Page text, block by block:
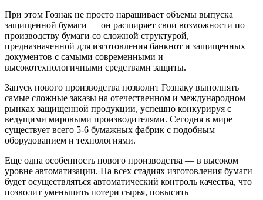
При этом Гознак не просто наращивает объемы выпуска
защищенной бумаги — он расширяет свои возможности по
производству бумаги со сложной структурой,
предназначенной для изготовления банкнот и защищенных
документов с самыми современными и
высокотехнологичными средствами защиты.
Запуск нового производства позволит Гознаку выполнять
самые сложные заказы на отечественном и международном
рынках защищенной продукции, успешно конкурируя с
ведущими мировыми производителями. Сегодня в мире
существует всего 5-6 бумажных фабрик с подобным
оборудованием и технологиями.
Еще одна особенность нового производства — в высоком
уровне автоматизации. На всех стадиях изготовления бумаги
будет осуществляться автоматический контроль качества, что
позволит уменьшить потери сырья, повысить